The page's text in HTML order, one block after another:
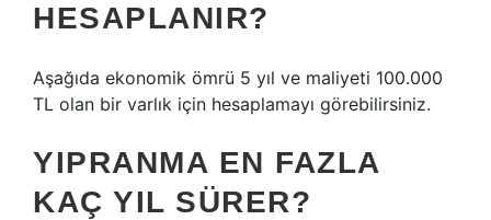
HESAPLANIR?
Aşağıda ekonomik ömrü 5 yıl ve maliyeti 100.000
TL olan bir varlık için hesaplamayı görebilirsiniz.
YIPRANMA EN FAZLA
KAÇ YIL SÜRER?